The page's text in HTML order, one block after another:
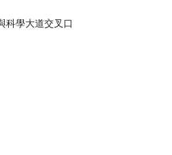
科學大道交叉口